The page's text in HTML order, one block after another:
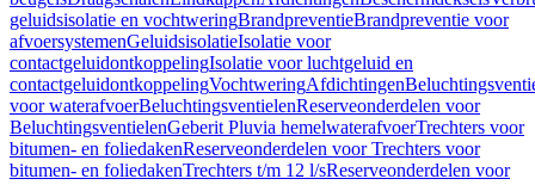
geluidsisolatie en vochtweringBrandpreventieBrandpreventie voor
afvoersystemenGeluidsisolatieIsolatie voor
contactgeluidontkoppelingIsolatie voor luchtgeluid en
contactgeluidontkoppelingVochtweringAfdichtingen
voor waterafvoerBeluchtingsventielenReserveonderdelen voor
BeluchtingsventielenGeberit Pluvia hemelwaterafvoerTrechters voor
bitumen- en foliedakenReserveonderdelen voor Trechters voor
bitumen- en foliedakenTrechters t/m 12 l/sReserveonderdelen voor